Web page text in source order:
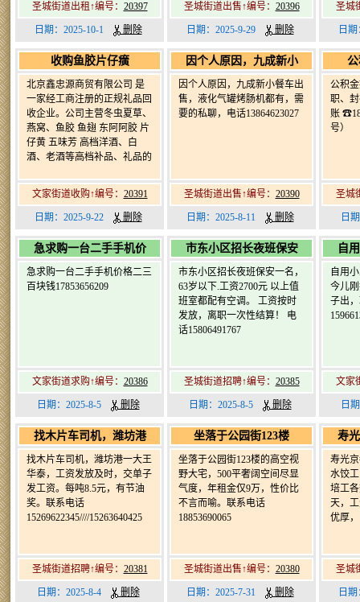
圣城街道出租↑编号： 20397
日期：2025-10-1 删除
圣城街道出售↑编号： 20396
日期：2025-9-29 删除
圣城
日
收购鱼胶片仔癀
北京鑫忠源商贸有限公司 是
一家经工商注册的正规礼品回
收企业。公司主营冬虫夏草、
燕窝、鱼胶 鱼翅 东阿阿胶 片
仔黄 五味芳 高档洋酒、白
酒、老酒等高档补品、礼品的
文家街道收购↑编号： 20391
日期：2025-9-22 删除
因个人原因，九成新小
因个人原因，九成新小餐车出
售，液化气罐烤肠机都有，需
要的私聊，电话13864623027
圣城街道出售↑编号： 20390
日期：2025-8-11 删除
公积
职、
账
号）
圣城
日
急求购一台二手手机价
急求购一台二手手机价格二三
百块钱17853656209
文家街道求购↑编号： 20386
日期：2025-8-5 删除
市东小区招长夜班保安
市东小区招长夜班保安一名，
63岁以下.工资2700元 以上值
班室都配有空调。 工资按时
发放，离职一次性结算！ 电
话15806491767
圣城街道招聘↑编号： 20385
日期：2025-8-5 删除
自
自用
今儿
子出，
文家
日
找木片车司机，潍坊港
找木片车司机，潍坊港一大王
华泰，工资发放及时，交单子
发工资。每吨8.5元，有节油
奖。联系电话
15269622345////15263640425
圣城街道招聘↑编号： 20381
日期：2025-8-4 删除
坐落于公园街123楼
坐落于公园街123楼的高空视
野大宅，500平奢阔空间尽显
气度，年租金仅9万，性价比
不言而喻。联系电话
18853690065
圣城街道出售↑编号： 20380
日期：2025-7-31 删除
寿
寿光
水饺
培工
天，
优厚，
圣城
日